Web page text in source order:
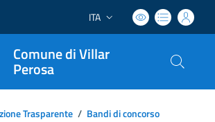
Lingua attiva:
ITA
Comune di Villar
Perosa
Trasparente / Bandi di concorso